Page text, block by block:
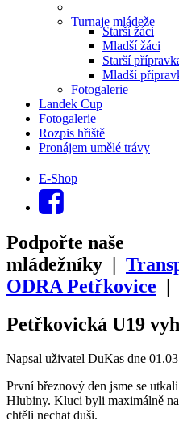
Turnaje mládeže
Starší žáci
Mladší žáci
Starší
Mladší
Fotogalerie
Landek Cup
Fotogalerie
Rozpis hřiště
Pronájem umělé trávy
E-Shop
Podpořte naše
mládežníky |
ODRA Petřkovice |
Petřkovická U19
Napsal uživatel DuKas dne
První březnový den jsme se
Hlubiny. Kluci byli maximálně
chtěli nechat duši.